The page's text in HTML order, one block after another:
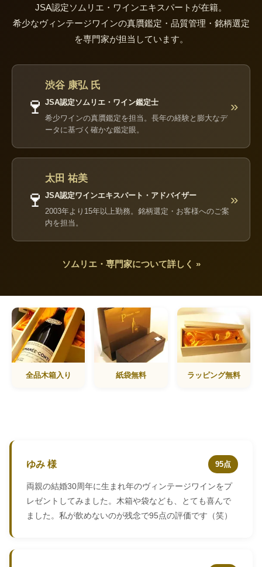
JSA認定ソムリエ・ワインエキスパートが在籍。
希少なヴィンテージワインの真贋鑑定・品質管理・銘柄選定
を専門家が担当しています。
🍷
渋谷 康弘 氏
JSA認定ソムリエ・ワイン鑑定士
希少ワインの真贋鑑定を担当。長年の経験と膨大なデ
ータに基づく確かな鑑定眼。
»
🍷
太田 祐美
JSA認定ワインエキスパート・アドバイザー
2003年より15年以上勤務。銘柄選定・お客様へのご案
内を担当。
»
ソムリエ・専門家について詳しく »
全品木箱入り 紙袋無料 ラッピング無料
ゆみ 様 95点
両親の結婚30周年に生まれ年のヴィンテージワインをプ
レゼントしてみました。木箱や袋なども、とても喜んで
ました。私が飲めないのが残念で95点の評価です（笑）